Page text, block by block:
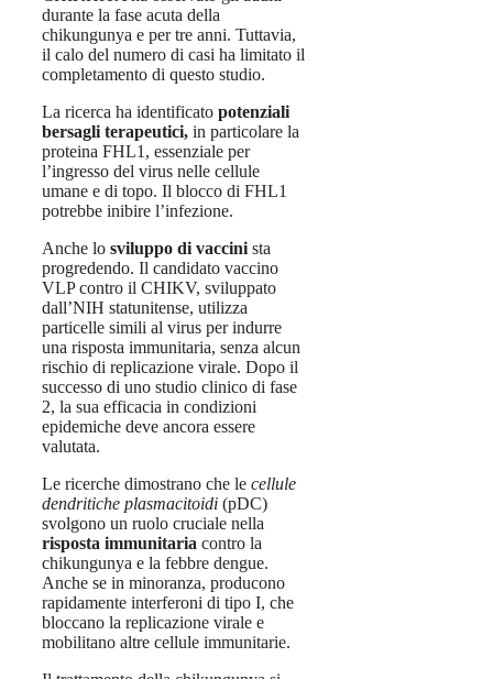
durante la fase acuta della
chikungunya e per tre anni. Tuttavia,
il calo del numero di casi ha limitato il
completamento di questo studio.
La ricerca ha identificato potenziali
bersagli terapeutici, in particolare la
proteina FHL1, essenziale per
l’ingresso del virus nelle cellule
umane e di topo. Il blocco di FHL1
potrebbe inibire l’infezione.
Anche lo sviluppo di vaccini sta
progredendo. Il candidato vaccino
VLP contro il CHIKV, sviluppato
dall’NIH statunitense, utilizza
particelle simili al virus per indurre
una risposta immunitaria, senza alcun
rischio di replicazione virale. Dopo il
successo di uno studio clinico di fase
2, la sua efficacia in condizioni
epidemiche deve ancora essere
valutata.
Le ricerche dimostrano che le cellule
dendritiche plasmacitoidi (pDC)
svolgono un ruolo cruciale nella
risposta immunitaria contro la
chikungunya e la febbre dengue.
Anche se in minoranza, producono
rapidamente interferoni di tipo I, che
bloccano la replicazione virale e
mobilitano altre cellule immunitarie.